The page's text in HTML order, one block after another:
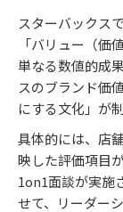
スターバックス
「バリュー（価
単なる数値的成
スのブランド価
にする文化」が
具体的には、店
映した評価項目
1on1面談が実施
せて、リーダー